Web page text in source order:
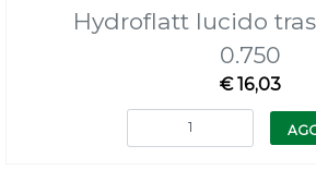
Hydroflatt lucido
0.750
€ 16,03
Quantità